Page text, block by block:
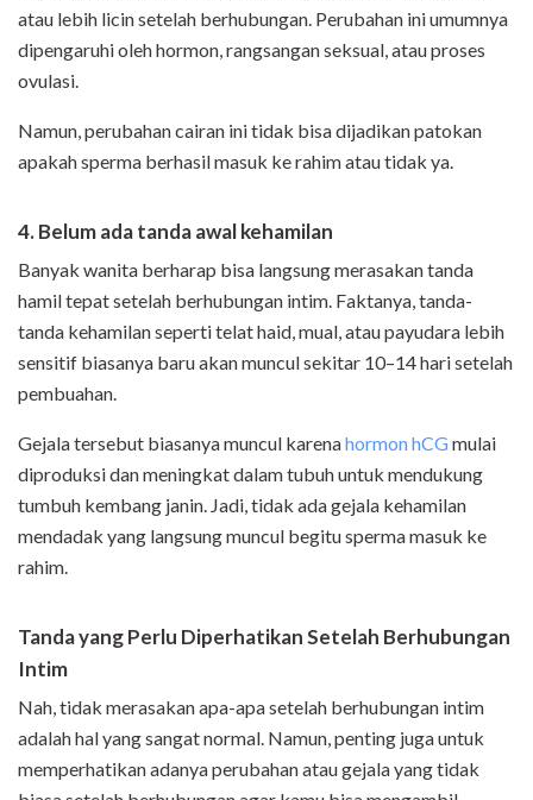
atau lebih licin setelah berhubungan. Perubahan ini umumnya
dipengaruhi oleh hormon, rangsangan seksual, atau proses
ovulasi.
Namun, perubahan cairan ini tidak bisa dijadikan patokan
apakah sperma berhasil masuk ke rahim atau tidak ya.
4. Belum ada tanda awal kehamilan
Banyak wanita berharap bisa langsung merasakan tanda
hamil tepat setelah berhubungan intim. Faktanya, tanda-
tanda kehamilan seperti telat haid, mual, atau payudara lebih
sensitif biasanya baru akan muncul sekitar 10–14 hari setelah
pembuahan.
Gejala tersebut biasanya muncul karenahormon hCGmulai
diproduksi dan meningkat dalam tubuh untuk mendukung
tumbuh kembang janin. Jadi, tidak ada gejala kehamilan
mendadak yang langsung muncul begitu sperma masuk ke
rahim.
Tanda yang Perlu Diperhatikan Setelah Berhubungan
Intim
Nah, tidak merasakan apa-apa setelah berhubungan intim
adalah hal yang sangat normal. Namun, penting juga untuk
memperhatikan adanya perubahan atau gejala yang tidak